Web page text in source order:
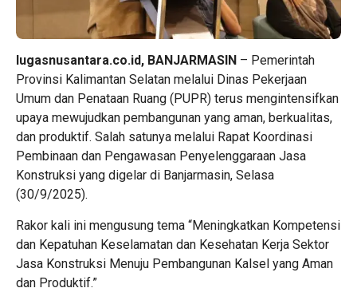
lugasnusantara.co.id, BANJARMASIN – Pemerintah
Provinsi Kalimantan Selatan melalui Dinas Pekerjaan
Umum dan Penataan Ruang (PUPR) terus mengintensifkan
upaya mewujudkan pembangunan yang aman, berkualitas,
dan produktif. Salah satunya melalui Rapat Koordinasi
Pembinaan dan Pengawasan Penyelenggaraan Jasa
Konstruksi yang digelar di Banjarmasin, Selasa
(30/9/2025).
Rakor kali ini mengusung tema “Meningkatkan Kompetensi
dan Kepatuhan Keselamatan dan Kesehatan Kerja Sektor
Jasa Konstruksi Menuju Pembangunan Kalsel yang Aman
dan Produktif.”